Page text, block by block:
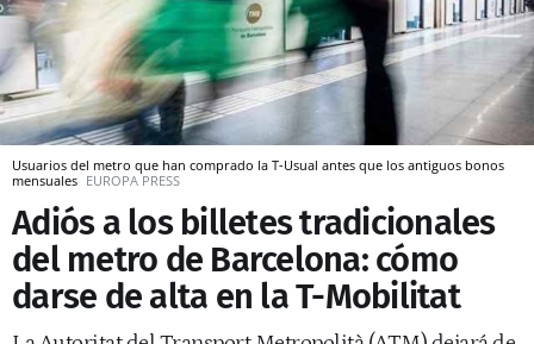
Usuarios del metro que han comprado la T-Usual antes que los antiguos bonos
mensuales EUROPA PRESS
Adiós a los billetes tradicionales
del metro de Barcelona: cómo
darse de alta en la T-Mobilitat